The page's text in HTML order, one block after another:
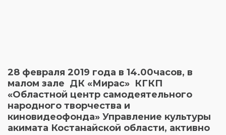
28 февраля 2019 года в 14.00часов, в
малом зале ДК «Мирас» КГКП
«Областной центр самодеятельного
народного творчества и
киновидеофонда» Управление культуры
акимата Костанайской области, активно